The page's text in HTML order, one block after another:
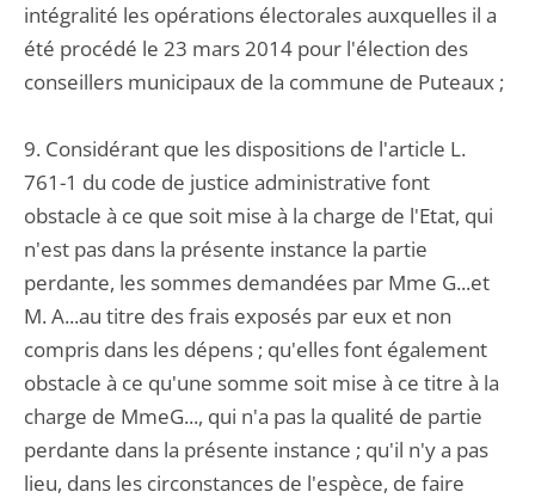
intégralité les opérations électorales auxquelles il a
été procédé le 23 mars 2014 pour l'élection des
conseillers municipaux de la commune de Puteaux ;
9. Considérant que les dispositions de l'article L.
761-1 du code de justice administrative font
obstacle à ce que soit mise à la charge de l'Etat, qui
n'est pas dans la présente instance la partie
perdante, les sommes demandées par Mme G...et
M. A...au titre des frais exposés par eux et non
compris dans les dépens ; qu'elles font également
obstacle à ce qu'une somme soit mise à ce titre à la
charge de MmeG..., qui n'a pas la qualité de partie
perdante dans la présente instance ; qu'il n'y a pas
lieu, dans les circonstances de l'espèce, de faire